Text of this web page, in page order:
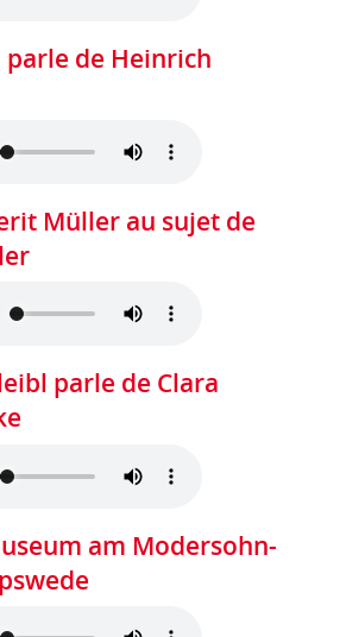
de Heinrich
Müller au sujet de
parle de Clara
am Modersohn-